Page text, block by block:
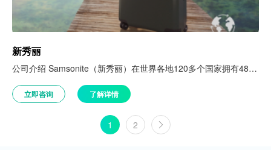
新秀丽
公司介绍 Samsonite（新秀丽）在世界各地120多个国家拥有48000多个零售网点。作为一个全球知名旅行箱包集团，百余年来，从新产品的设计、研发到革新，新秀丽集团始终坚持采用前沿的科研技术推出高质量、多功能、安全可靠、符合人体工程学设计的产品，新秀丽为忙碌出行的人们提供更优质的旅行体验，赢得了全球消费者的青睐。 客户挑战 尽管疫情让消费者停下了出游的脚步，新秀丽集团的创新却未停…
立即咨询 了解详情
1 2